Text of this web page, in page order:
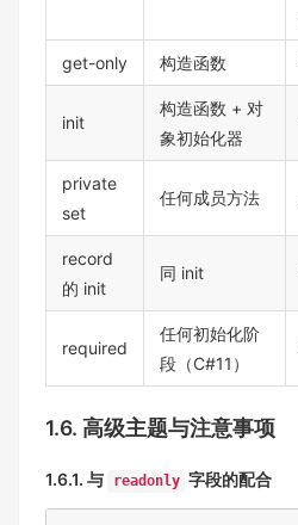
get-only 构造函数
init
构造函数 + 对
象初始化器
private
set
任何成员方法
record
的 init
同 init
required
任何初始化阶
段（C#11）
1.6. 高级主题与注意事项
1.6.1. 与 readonly 字段的配合